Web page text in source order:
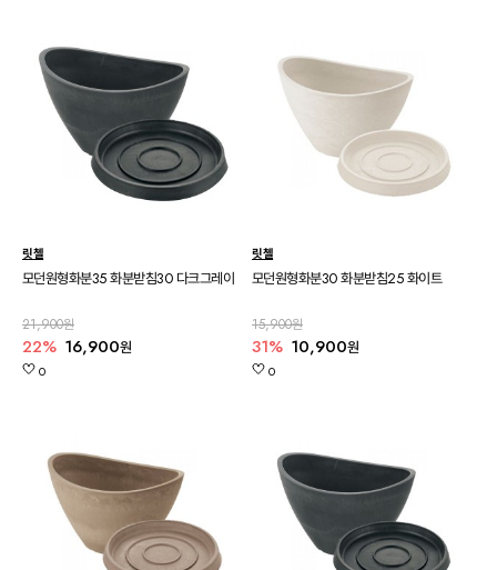
릿첼
모던원형화분35 화분받침30 다크그레이
21,900원
22% 16,900원
0
릿첼
모던원형화분30 화분받침25 화이트
15,900원
31% 10,900원
0